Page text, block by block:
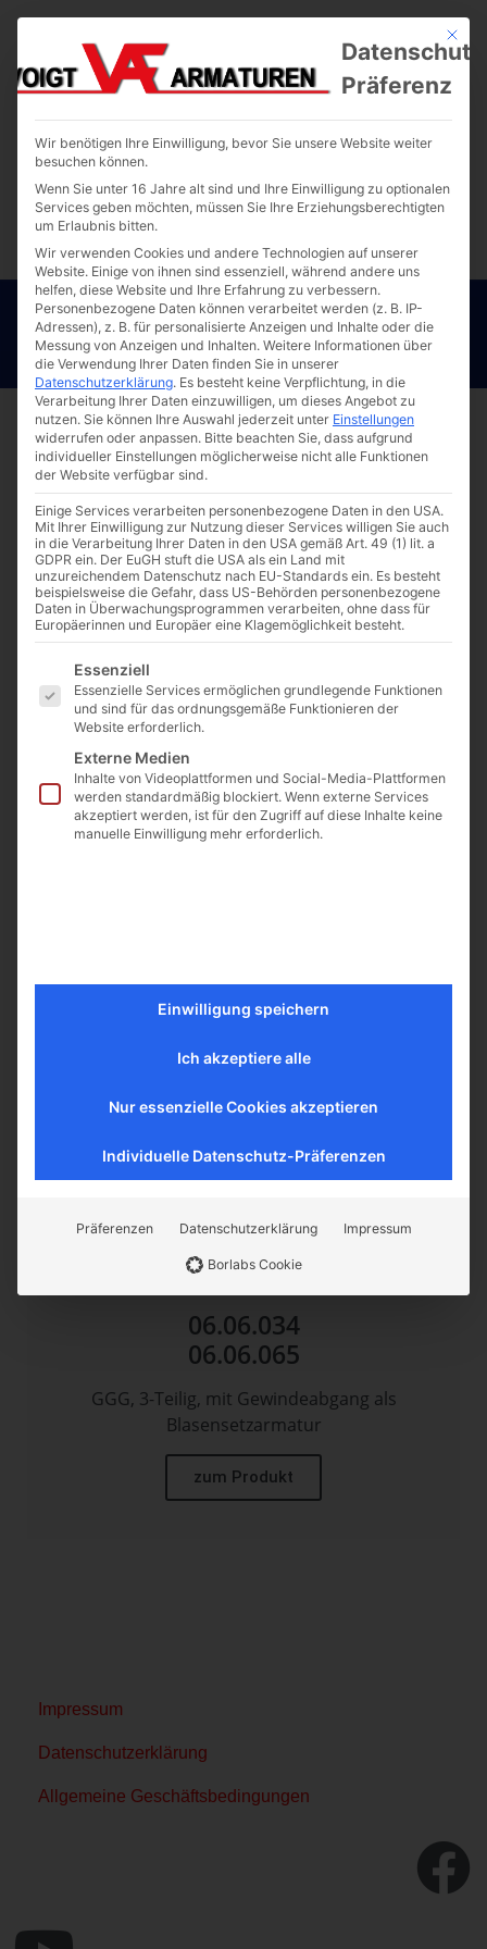
Startseite Produkte
Rohrbruchdichtschellen
Rohrbruchdichtschellen mit Gewindeabgang
Rohrbruchdichtschellen mit
Gewindeabgang
06.06.003
06.06.034
06.06.065
GGG, 3-Teilig, mit Gewindeabgang als
Blasensetzarmatur
zum Produkt
Impressum
Datenschutzerklärung
Allgemeine Geschäftsbedingungen
Mit
Präferenz
Wir benötigen Ihre Einwilligung, bevor Sie unsere Website weiter
besuchen können.
Wenn Sie unter 16 Jahre alt sind und Ihre Einwilligung zu optionalen
Services geben möchten, müssen Sie Ihre Erziehungsberechtigten
um Erlaubnis bitten.
Wir verwenden Cookies und andere Technologien auf unserer
Website. Einige von ihnen sind essenziell, während andere uns
helfen, diese Website und Ihre Erfahrung zu verbessern.
Personenbezogene Daten können verarbeitet werden (z. B. IP-
Adressen), z. B. für personalisierte Anzeigen und Inhalte oder die
Messung von Anzeigen und Inhalten. Weitere Informationen über
die Verwendung Ihrer Daten finden Sie in unserer
Datenschutzerklärung. Es besteht keine Verpflichtung, in die
Verarbeitung Ihrer Daten einzuwilligen, um dieses Angebot zu
nutzen. Sie können Ihre Auswahl jederzeit unter Einstellungen
widerrufen oder anpassen. Bitte beachten Sie, dass aufgrund
individueller Einstellungen möglicherweise nicht alle Funktionen
der Website verfügbar sind.
Einige Services verarbeiten personenbezogene Daten in den USA.
Mit Ihrer Einwilligung zur Nutzung dieser Services willigen Sie auch
in die Verarbeitung Ihrer Daten in den USA gemäß Art. 49 (1) lit. a
GDPR ein. Der EuGH stuft die USA als ein Land mit
unzureichendem Datenschutz nach EU-Standards ein. Es besteht
beispielsweise die Gefahr, dass US-Behörden personenbezogene
Daten in Überwachungsprogrammen verarbeiten, ohne dass für
Europäerinnen und Europäer eine Klagemöglichkeit besteht.
Es folgt eine Liste der Service-Gruppen, für die eine
Essenziell
Essenzielle Services ermöglichen grundlegende Funktionen
und sind für das ordnungsgemäße Funktionieren der
Website erforderlich.
Externe Medien
Inhalte von Videoplattformen und Social-Media-Plattformen
werden standardmäßig blockiert. Wenn externe Services
akzeptiert werden, ist für den Zugriff auf diese Inhalte keine
manuelle Einwilligung mehr erforderlich.
Einwilligung speichern
Ich akzeptiere alle
Nur essenzielle Cookies akzeptieren
Individuelle Datenschutz-Präferenzen
Präferenzen Datenschutzerklärung Impressum
Borlabs Cookie